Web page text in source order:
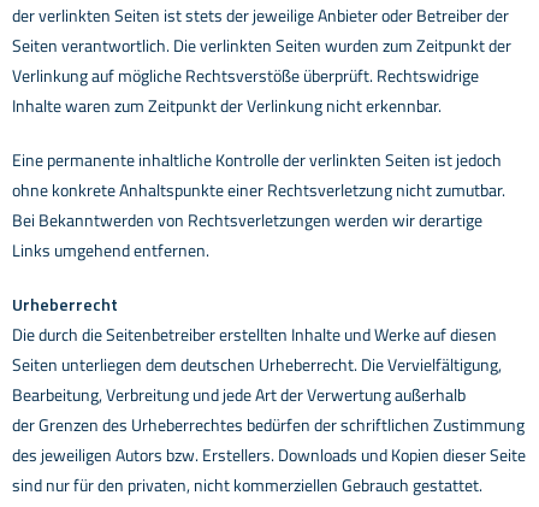
derverlinkten Seiten ist stets der jeweilige Anbieter oder Betreiber der
Seiten verantwortlich. Die verlinktenSeiten wurden zum Zeitpunkt der
Verlinkung auf mögliche Rechtsverstöße überprüft. Rechtswidrige
Inhaltewaren zum Zeitpunkt der Verlinkung nicht erkennbar.
Eine permanente inhaltliche Kontrolle der verlinkten Seiten ist jedoch
ohne konkrete Anhaltspunkte einerRechtsverletzung nicht zumutbar.
Bei Bekanntwerden von Rechtsverletzungen werden wir derartige
Links umgehend entfernen.
Urheberrecht
Die durch die Seitenbetreiber erstellten Inhalte und Werke auf diesen
Seiten unterliegen dem deutschen Urheberrecht. Die Vervielfältigung,
Bearbeitung, Verbreitung und jede Art der Verwertung außerhalb
derGrenzen des Urheberrechtes bedürfen der schriftlichen Zustimmung
des jeweiligen Autors bzw. Erstellers.Downloads und Kopien dieser Seite
sind nur für den privaten, nicht kommerziellen Gebrauch gestattet.